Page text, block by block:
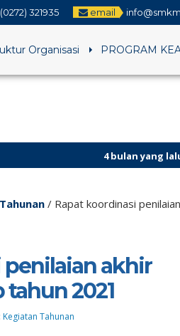
(0272) 321935 email
Organisasi PROGRAM
/ Keluarga Besar
/ Rapat koordinasi
penilaian akhir
2021
Kegiatan Tahunan